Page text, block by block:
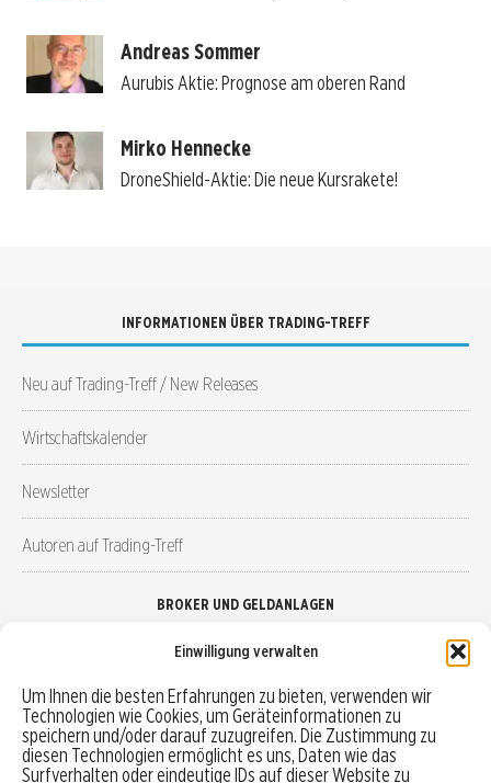
Einwilligung verwalten
Um Ihnen die besten Erfahrungen zu bieten, verwenden wir
Technologien wie Cookies, um Geräteinformationen zu
speichern und/oder darauf zuzugreifen. Die Zustimmung zu
diesen Technologien ermöglicht es uns, Daten wie das
Surfverhalten oder eindeutige IDs auf dieser Website zu
Andreas Sommer
Aurubis Aktie: Prognose am oberen Rand
Mirko Hennecke
DroneShield-Aktie: Die neue Kursrakete!
INFORMATIONEN ÜBER TRADING-TREFF
Neu auf Trading-Treff / New Releases
Wirtschaftskalender
Newsletter
Autoren auf Trading-Treff
BROKER UND GELDANLAGEN
Robo-Advisor vergleichen
Depotvergleich